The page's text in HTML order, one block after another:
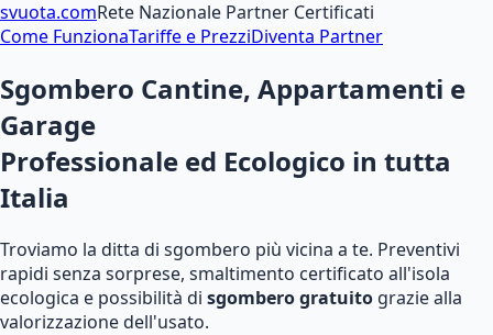
svuota.comRete Nazionale Partner Certificati
Come FunzionaTariffe e PrezziDiventa Partner
Sgombero Cantine, Appartamenti e
Garage
Professionale ed Ecologico in tutta
Italia
Troviamo la ditta di sgombero più vicina a te. Preventivi
rapidi senza sorprese, smaltimento certificato all'isola
ecologica e possibilità di sgombero gratuito grazie alla
valorizzazione dell'usato.